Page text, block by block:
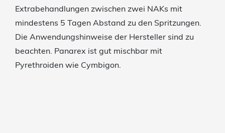
Extrabehandlungen zwischen zwei NAKs mit
mindestens 5 Tagen Abstand zu den Spritzungen.
Die Anwendungshinweise der Hersteller sind zu
beachten. Panarex ist gut mischbar mit
Pyrethroiden wie Cymbigon.